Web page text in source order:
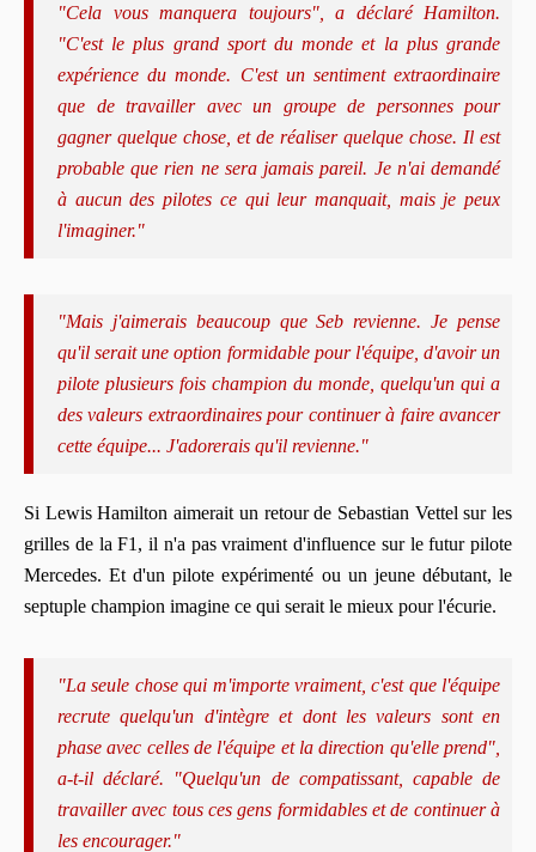
"Cela vous manquera toujours", a déclaré Hamilton.
"C'est le plus grand sport du monde et la plus grande
expérience du monde. C'est un sentiment extraordinaire
que de travailler avec un groupe de personnes pour
gagner quelque chose, et de réaliser quelque chose. Il est
probable que rien ne sera jamais pareil. Je n'ai demandé
à aucun des pilotes ce qui leur manquait, mais je peux
l'imaginer."
"Mais j'aimerais beaucoup que Seb revienne. Je pense
qu'il serait une option formidable pour l'équipe, d'avoir un
pilote plusieurs fois champion du monde, quelqu'un qui a
des valeurs extraordinaires pour continuer à faire avancer
cette équipe... J'adorerais qu'il revienne."
Si Lewis Hamilton aimerait un retour de Sebastian Vettel sur les
grilles de la F1, il n'a pas vraiment d'influence sur le futur pilote
Mercedes. Et d'un pilote expérimenté ou un jeune débutant, le
septuple champion imagine ce qui serait le mieux pour l'écurie.
"La seule chose qui m'importe vraiment, c'est que l'équipe
recrute quelqu'un d'intègre et dont les valeurs sont en
phase avec celles de l'équipe et la direction qu'elle prend",
a-t-il déclaré. "Quelqu'un de compatissant, capable de
travailler avec tous ces gens formidables et de continuer à
les encourager."